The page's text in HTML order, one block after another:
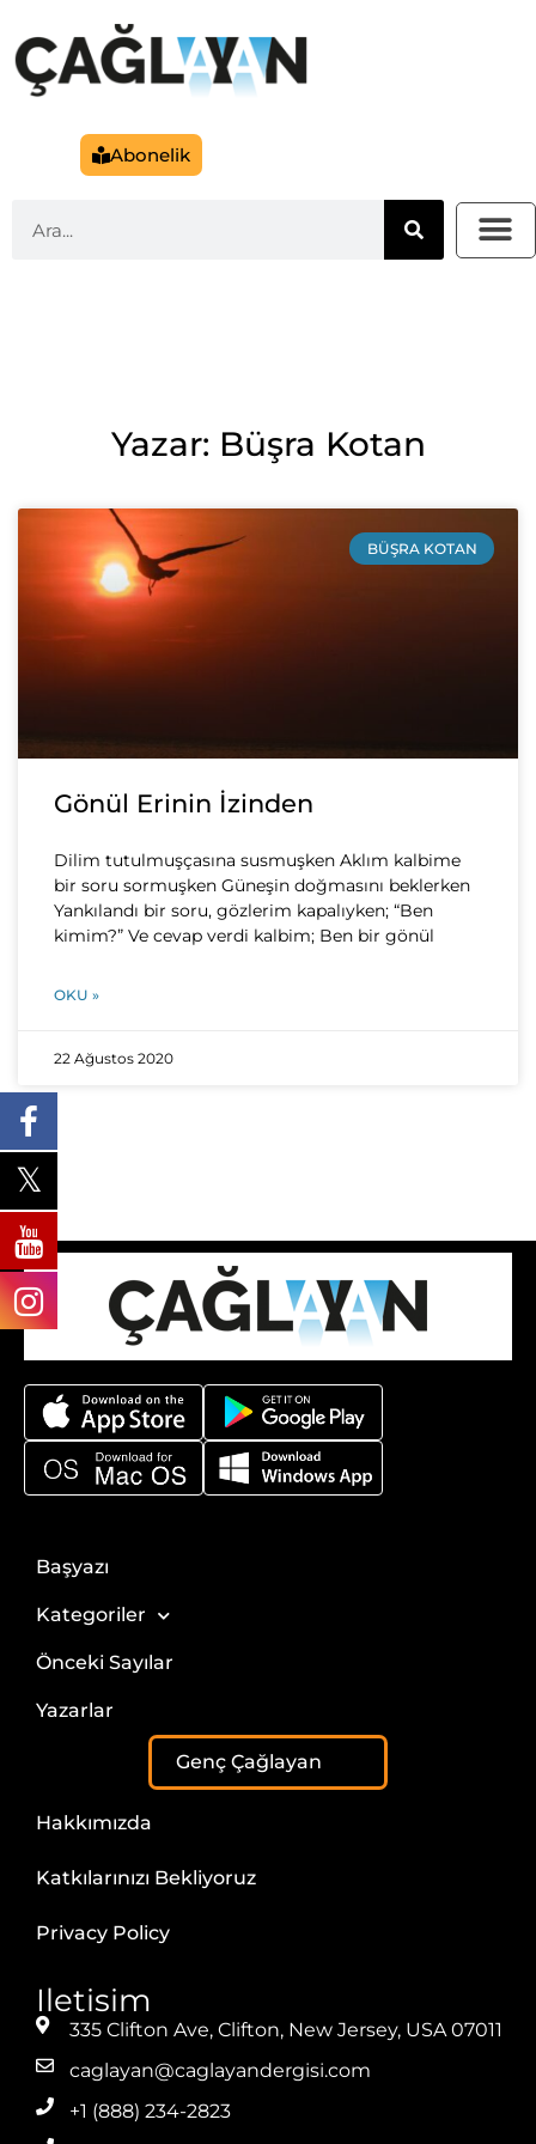
Abonelik
Yazar: Büşra Kotan
BÜŞRA KOTAN
Gönül Erinin İzinden
Dilim tutulmuşçasına susmuşken Aklım kalbime
bir soru sormuşken Güneşin doğmasını beklerken
Yankılandı bir soru, gözlerim kapalıyken; “Ben
kimim?” Ve cevap verdi kalbim; Ben bir gönül
OKU »
22 Ağustos 2020
Başyazı
Kategoriler
Önceki Sayılar
Yazarlar
Genç Çağlayan
Hakkımızda
Katkılarınızı Bekliyoruz
Privacy Policy
Iletisim
335 Clifton Ave, Clifton, New Jersey, USA 07011
caglayan@caglayandergisi.com
+1 (888) 234-2823